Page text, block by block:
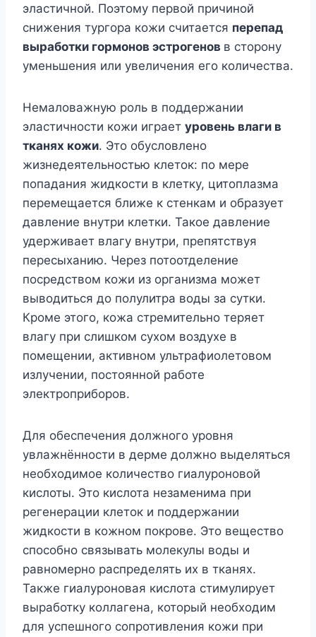
эластичной. Поэтому первой причиной
снижения тургора кожи считается перепад
выработки гормонов эстрогенов в сторону
уменьшения или увеличения его количества.
Немаловажную роль в поддержании
эластичности кожи играет уровень влаги в
тканях кожи. Это обусловлено
жизнедеятельностью клеток: по мере
попадания жидкости в клетку, цитоплазма
перемещается ближе к стенкам и образует
давление внутри клетки. Такое давление
удерживает влагу внутри, препятствуя
пересыханию. Через потоотделение
посредством кожи из организма может
выводиться до полулитра воды за сутки.
Кроме этого, кожа стремительно теряет
влагу при слишком сухом воздухе в
помещении, активном ультрафиолетовом
излучении, постоянной работе
электроприборов.
Для обеспечения должного уровня
увлажнённости в дерме должно выделяться
необходимое количество гиалуроновой
кислоты. Это кислота незаменима при
регенерации клеток и поддержании
жидкости в кожном покрове. Это вещество
способно связывать молекулы воды и
равномерно распределять их в тканях.
Также гиалуроновая кислота стимулирует
выработку коллагена, который необходим
для успешного сопротивления кожи при